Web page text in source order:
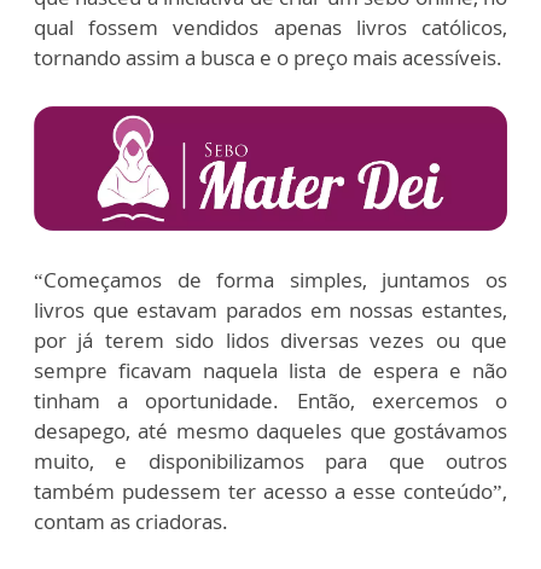
qual fossem vendidos apenas livros católicos,
tornando assim a busca e o preço mais acessíveis.
“Começamos de forma simples, juntamos os
livros que estavam parados em nossas estantes,
por já terem sido lidos diversas vezes ou que
sempre ficavam naquela lista de espera e não
tinham a oportunidade. Então, exercemos o
desapego, até mesmo daqueles que gostávamos
muito, e disponibilizamos para que outros
também pudessem ter acesso a esse conteúdo”,
contam as criadoras.